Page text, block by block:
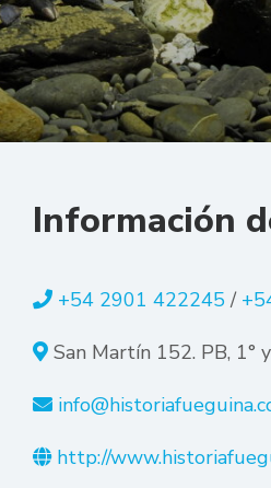
Información
+54 2901 422245 /
San Martín 152. PB, 1°
http://